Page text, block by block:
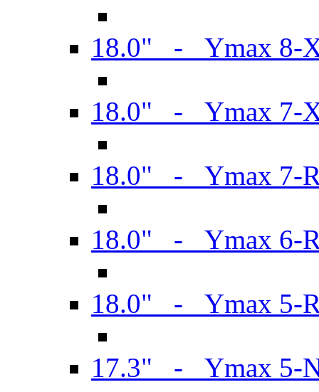
18.0" - Ymax 8-
18.0" - Ymax 7-
18.0" - Ymax 7-
18.0" - Ymax 6-
18.0" - Ymax 5-
17.3" - Ymax 5-